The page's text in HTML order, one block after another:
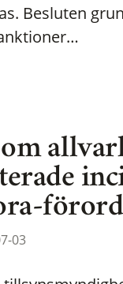
Besluten
03